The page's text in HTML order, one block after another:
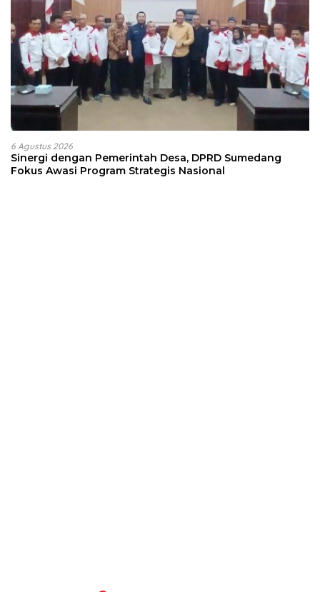
6 Agustus 2026
Sinergi dengan Pemerintah Desa, DPRD Sumedang
Fokus Awasi Program Strategis Nasional